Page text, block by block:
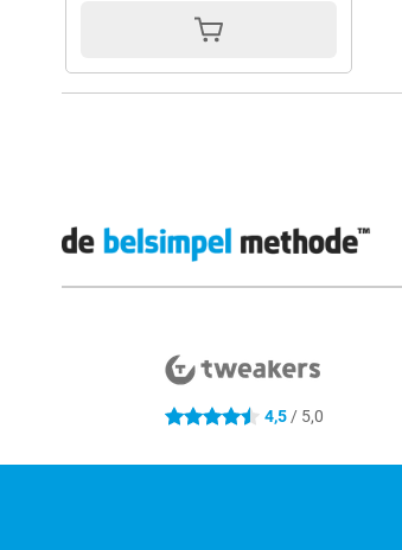
4.5 sterren 4,5/ 5,0